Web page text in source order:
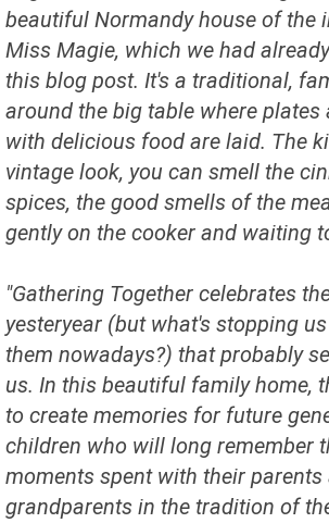
beautiful Normandy house of the
Miss Magie, which we had
this blog post. It's a traditional,
around the big table where
with delicious food are laid. The
vintage look, you can smell the
spices, the good smells of the
gently on the cooker and waiting
"Gathering Together celebrates
yesteryear (but what's stopping
them nowadays?) that probably
us. In this beautiful family home,
to create memories for future
children who will long remember
moments spent with their parents
grandparents in the tradition of